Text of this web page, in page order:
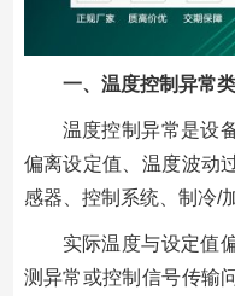
一、温度控制异常
温度控制异常是设
偏离设定值、温度波动
感器、控制系统、制冷/
实际温度与设定值
测异常或控制信号传输